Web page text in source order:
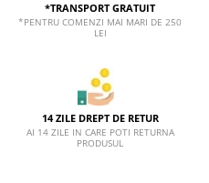
*TRANSPORT GRATUIT
*PENTRU COMENZI MAI MARI DE 250
LEI
14 ZILE DREPT DE RETUR
AI 14 ZILE IN CARE POTI RETURNA
PRODUSUL